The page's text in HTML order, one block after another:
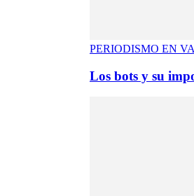
PERIODISMO EN
Los bots y su